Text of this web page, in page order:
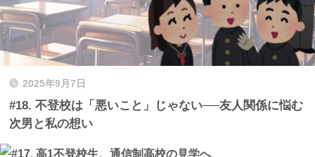
2025年9月7日
#18. 不登校は「悪いこと」じゃない──友人関係に悩む
次男と私の想い